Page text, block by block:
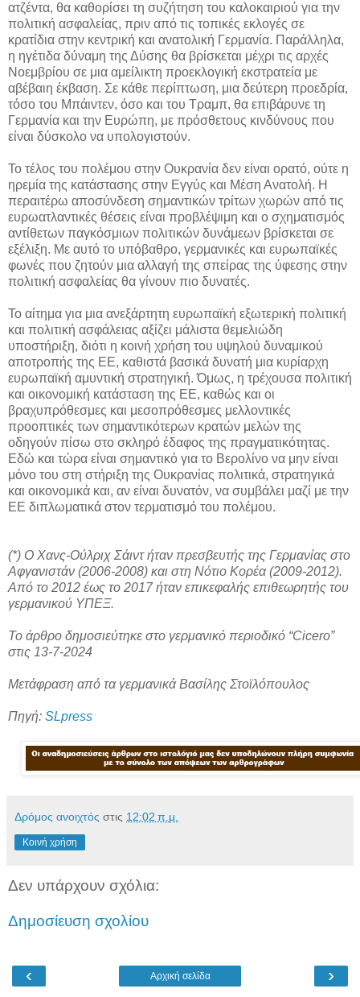
ατζέντα, θα καθορίσει τη συζήτηση του καλοκαιριού για την
πολιτική ασφαλείας, πριν από τις τοπικές εκλογές σε
κρατίδια στην κεντρική και ανατολική Γερμανία. Παράλληλα,
η ηγέτιδα δύναμη της Δύσης θα βρίσκεται μέχρι τις αρχές
Νοεμβρίου σε μια αμείλικτη προεκλογική εκστρατεία με
αβέβαιη έκβαση. Σε κάθε περίπτωση, μια δεύτερη προεδρία,
τόσο του Μπάιντεν, όσο και του Τραμπ, θα επιβάρυνε τη
Γερμανία και την Ευρώπη, με πρόσθετους κινδύνους που
είναι δύσκολο να υπολογιστούν.
Το τέλος του πολέμου στην Ουκρανία δεν είναι ορατό, ούτε η
ηρεμία της κατάστασης στην Εγγύς και Μέση Ανατολή. Η
περαιτέρω αποσύνδεση σημαντικών τρίτων χωρών από τις
ευρωατλαντικές θέσεις είναι προβλέψιμη και ο σχηματισμός
αντίθετων παγκόσμιων πολιτικών δυνάμεων βρίσκεται σε
εξέλιξη. Με αυτό το υπόβαθρο, γερμανικές και ευρωπαϊκές
φωνές που ζητούν μια αλλαγή της σπείρας της ύφεσης στην
πολιτική ασφαλείας θα γίνουν πιο δυνατές.
Το αίτημα για μια ανεξάρτητη ευρωπαϊκή εξωτερική πολιτική
και πολιτική ασφάλειας αξίζει μάλιστα θεμελιώδη
υποστήριξη, διότι η κοινή χρήση του υψηλού δυναμικού
αποτροπής της ΕΕ, καθιστά βασικά δυνατή μια κυρίαρχη
ευρωπαϊκή αμυντική στρατηγική. Όμως, η τρέχουσα πολιτική
και οικονομική κατάσταση της ΕΕ, καθώς και οι
βραχυπρόθεσμες και μεσοπρόθεσμες μελλοντικές
προοπτικές των σημαντικότερων κρατών μελών της
οδηγούν πίσω στο σκληρό έδαφος της πραγματικότητας.
Εδώ και τώρα είναι σημαντικό για το Βερολίνο να μην είναι
μόνο του στη στήριξη της Ουκρανίας πολιτικά, στρατηγικά
και οικονομικά και, αν είναι δυνατόν, να συμβάλει μαζί με την
ΕΕ διπλωματικά στον τερματισμό του πολέμου.
(*) Ο Χανς-Ούλριχ Σάιντ ήταν πρεσβευτής της Γερμανίας στο
Αφγανιστάν (2006-2008) και στη Νότιο Κορέα (2009-2012).
Από το 2012 έως το 2017 ήταν επικεφαλής επιθεωρητής του
γερμανικού ΥΠΕΞ.
Το άρθρο δημοσιεύτηκε στο γερμανικό περιοδικό “Cicero”
στις 13-7-2024
Μετάφραση από τα γερμανικά Βασίλης Στοϊλόπουλος
Πηγή: SLpress
Δρόμος ανοιχτός στις 12:02 π.μ.
Κοινή χρήση
Δεν υπάρχουν σχόλια:
Δημοσίευση σχολίου
‹ ›
Αρχική σελίδα